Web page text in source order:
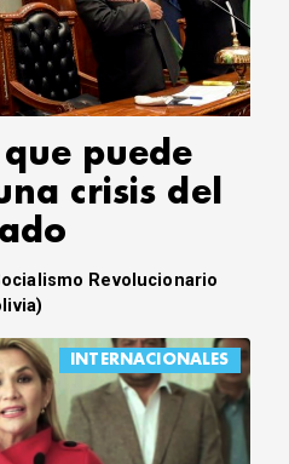
LECTORES
RESPONDE
Revista
puede
crisis del
Revolucionario
INTERNACIONALES